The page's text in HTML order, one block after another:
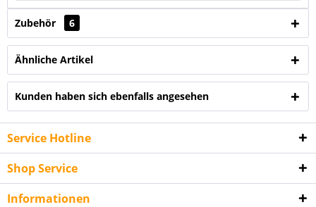
Zubehör 6
Ähnliche Artikel
Kunden haben sich ebenfalls angesehen
Service Hotline
Shop Service
Informationen